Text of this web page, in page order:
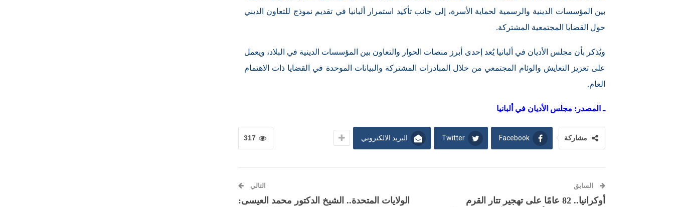
بين المؤسسات الدينية والرسمية لحماية الأسرة، إلى جانب تأكيد استمرار ألبانيا في تقديم نموذج للتعاون الديني
حول القضايا المجتمعية المشتركة.
ويُذكر بأن مجلس الأديان في ألبانيا يُعد إحدى أبرز منصات الحوار والتعاون بين المؤسسات الدينية في البلاد، ويعمل
على تعزيز التعايش والوئام المجتمعي من خلال المبادرات المشتركة والبيانات الموحدة في القضايا ذات الاهتمام
العام.
ـ المصدر: مجلس الأديان في ألبانيا
317 مشاركة Facebook
Twitter البريد الالكتروني
السابق
أوكرانيا.. 82 عامًا على تهجير تتار القرم
التالي
الولايات المتحدة.. الشيخ الدكتور محمد العيسى: